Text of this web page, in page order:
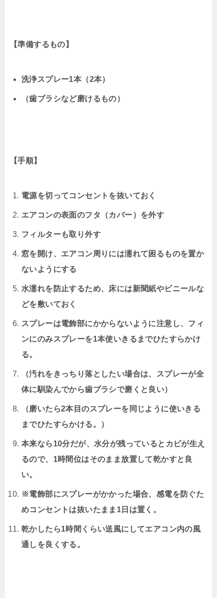
【準備するもの】
洗浄スプレー1本（2本）
（歯ブラシなど磨けるもの）
【手順】
電源を切ってコンセントを抜いておく
エアコンの表面のフタ（カバー）を外す
フィルターも取り外す
窓を開け、エアコン周りには濡れて困るものを置か
ないようにする
水濡れを防止するため、床には新聞紙やビニールな
どを敷いておく
スプレーは電飾部にかからないように注意し、フィ
ンにのみスプレーを1本使いきるまでひたすらかけ
る。
（汚れをきっちり落としたい場合は、スプレーが全
体に馴染んでから歯ブラシで磨くと良い）
（磨いたら2本目のスプレーを同じように使いきる
までひたすらかける。）
本来なら10分だが、水分が残っているとカビが生え
るので、1時間位はそのまま放置して乾かすと良
い。
※電飾部にスプレーがかかった場合、感電を防ぐた
めコンセントは抜いたまま1日は置く。
乾かしたら1時間くらい送風にしてエアコン内の風
通しを良くする。